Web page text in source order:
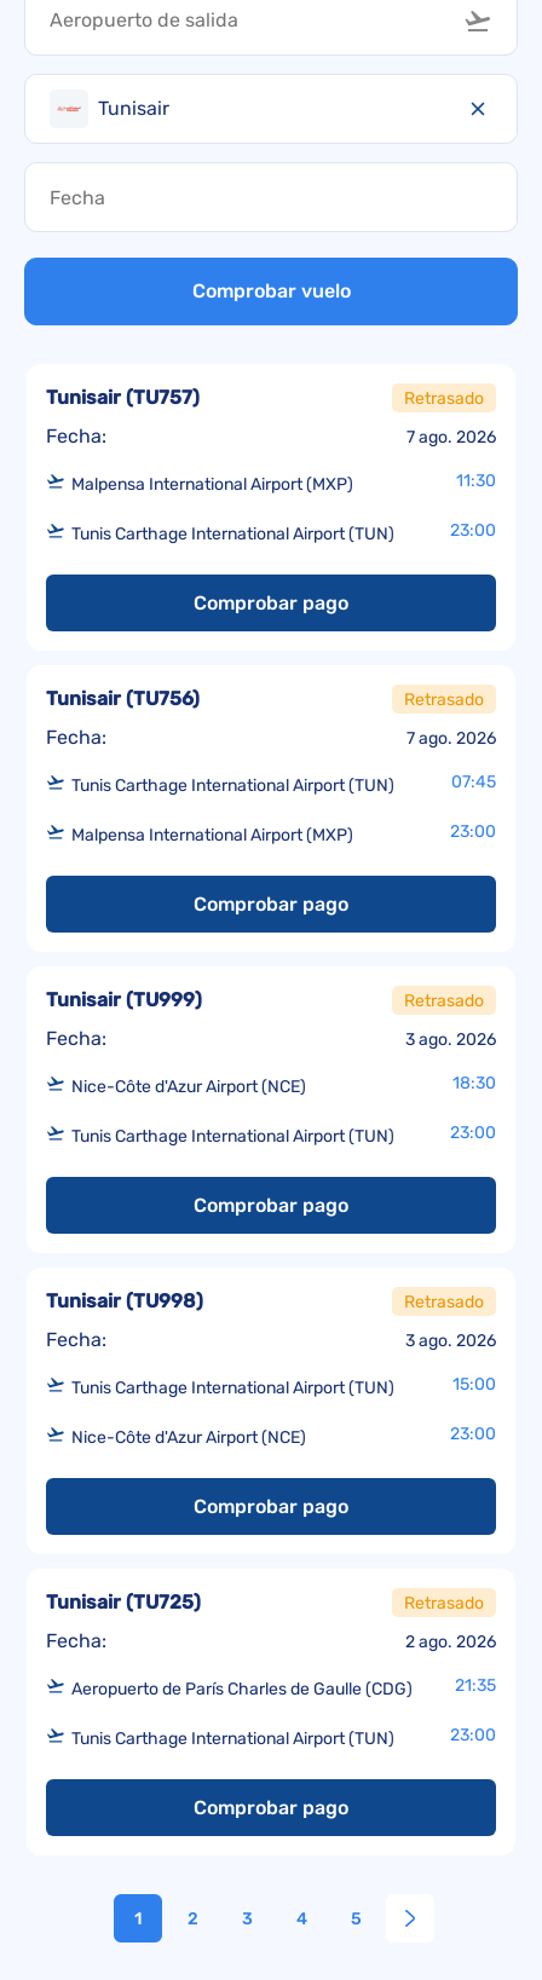
Tunisair
Comprobar vuelo
Fecha: 7 ago. 2026
Tunisair(TU757) Retrasado
Malpensa International Airport (MXP) 11:30
Tunis Carthage International Airport (TUN) 23:00
Comprobar pago
Fecha: 7 ago. 2026
Tunisair(TU756) Retrasado
Tunis Carthage International Airport (TUN) 07:45
Malpensa International Airport (MXP) 23:00
Comprobar pago
Fecha: 3 ago. 2026
Tunisair(TU999) Retrasado
Nice-Côte d'Azur Airport (NCE) 18:30
Tunis Carthage International Airport (TUN) 23:00
Comprobar pago
Fecha: 3 ago. 2026
Tunisair(TU998) Retrasado
Tunis Carthage International Airport (TUN) 15:00
Nice-Côte d'Azur Airport (NCE) 23:00
Comprobar pago
Fecha: 2 ago. 2026
Tunisair(TU725) Retrasado
Aeropuerto de París Charles de Gaulle (CDG) 21:35
Tunis Carthage International Airport (TUN) 23:00
Comprobar pago
1 2 3 4 5